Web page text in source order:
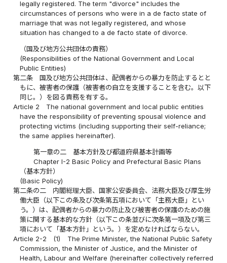
legally registered. The term "divorce" includes the
circumstances of persons who were in a de facto state of
marriage that was not legally registered, and whose
situation has changed to a de facto state of divorce.
（国及び地方公共団体の責務）
(Responsibilities of the National Government and Local
Public Entities)
第二条
国及び地方公共団体は、配偶者からの暴力を防止するとと
もに、被害者の保護（被害者の自立を支援することを含む。以下
同じ。）を図る責務を有する。
Article 2
The national government and local public entities
have the responsibility of preventing spousal violence and
protecting victims (including supporting their self-reliance;
the same applies hereinafter).
第一章の二 基本方針及び都道府県基本計画等
Chapter I-2 Basic Policy and Prefectural Basic Plans
（基本方針）
(Basic Policy)
第二条の二
内閣総理大臣、国家公安委員会、法務大臣及び厚生労
働大臣（以下この条及び次条第五項において「主務大臣」とい
う。）は、配偶者からの暴力の防止及び被害者の保護のための施
策に関する基本的な方針（以下この条並びに次条第一項及び第三
項において「基本方針」という。）を定めなければならない。
Article 2-2
(1)
The Prime Minister, the National Public Safety
Commission, the Minister of Justice, and the Minister of
Health, Labour and Welfare (hereinafter collectively referred